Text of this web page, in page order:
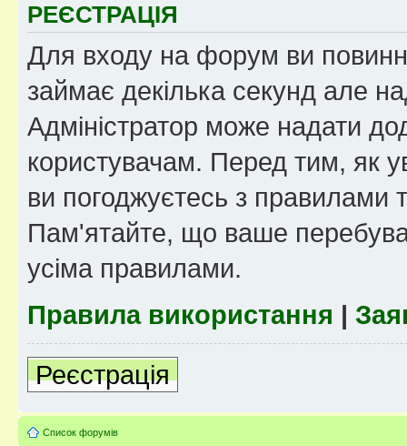
РЕЄСТРАЦІЯ
Для входу на форум ви
займає декілька секунд але
Адміністратор може надати
користувачам. Перед тим, як
ви погоджуєтесь з правилами
Пам'ятайте, що ваше
усіма правилами.
Правила використання |
Реєстрація
Список форумів